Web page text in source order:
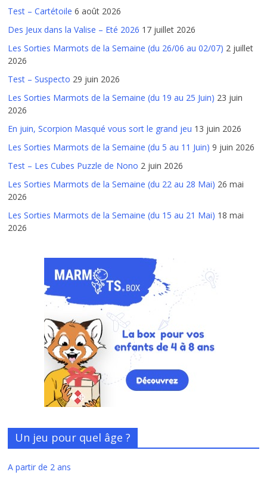
Test – Cartétoile 6 août 2026
Des Jeux dans la Valise – Eté 2026 17 juillet 2026
Les Sorties Marmots de la Semaine (du 26/06 au 02/07) 2 juillet
2026
Test – Suspecto 29 juin 2026
Les Sorties Marmots de la Semaine (du 19 au 25 Juin) 23 juin
2026
En juin, Scorpion Masqué vous sort le grand jeu 13 juin 2026
Les Sorties Marmots de la Semaine (du 5 au 11 Juin) 9 juin 2026
Test – Les Cubes Puzzle de Nono 2 juin 2026
Les Sorties Marmots de la Semaine (du 22 au 28 Mai) 26 mai
2026
Les Sorties Marmots de la Semaine (du 15 au 21 Mai) 18 mai
2026
Un jeu pour quel âge ?
A partir de 2 ans